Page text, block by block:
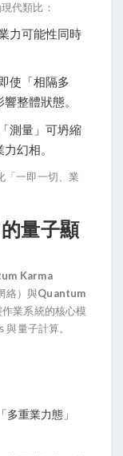
代類比：
力可能性同時
使「相隔多
整體狀態。
測量」可坍縮
幻相。
「一即一切、業
量子顯
Karma
絡）與Quantum
作業系統的核心模
量子計算。
重業力態」